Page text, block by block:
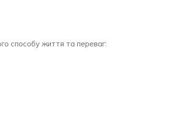
способу життя та переваг: